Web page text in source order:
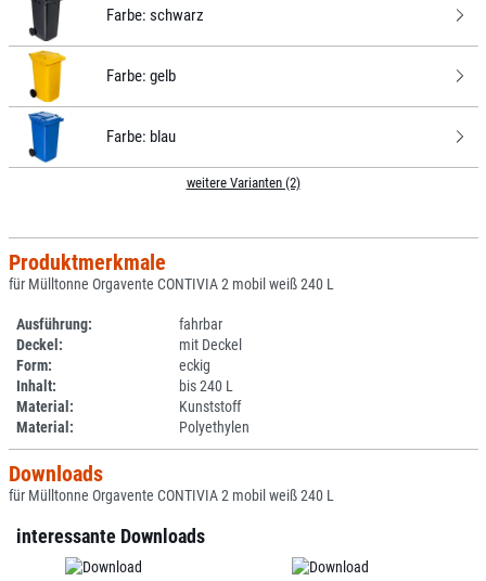
Farbe: schwarz
Farbe: gelb
Farbe: blau
weitere Varianten (2)
Produktmerkmale
für Mülltonne Orgavente CONTIVIA 2 mobil weiß 240 L
Ausführung:
fahrbar
Deckel:
mit Deckel
Form:
eckig
Inhalt:
bis 240 L
Material:
Kunststoff
Material:
Polyethylen
Downloads
für Mülltonne Orgavente CONTIVIA 2 mobil weiß 240 L
interessante Downloads